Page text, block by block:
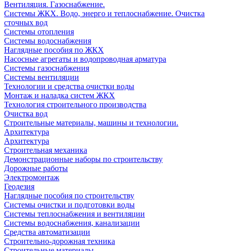
Вентиляция. Газоснабжение.
Системы ЖКХ. Водо, энерго и теплоснабжение. Очистка
сточных вод
Системы отопления
Системы водоснабжения
Наглядные пособия по ЖКХ
Насосные агрегаты и водопроводная арматура
Системы газоснабжения
Системы вентиляции
Технологии и средства очистки воды
Монтаж и наладка систем ЖКХ
Технология строительного производства
Очистка вод
Строительные материалы, машины и технологии.
Архитектура
Архитектура
Cтроительная механика
Демонстрационные наборы по строительству
Дорожные работы
Электромонтаж
Геодезия
Наглядные пособия по строительству
Системы очистки и подготовки воды
Системы теплоснабжения и вентиляции
Системы водоснабжения, канализации
Средства автоматизации
Строительно-дорожная техника